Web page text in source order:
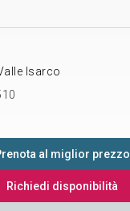
Isarco
al miglior prezzo
Richiedi disponibilità